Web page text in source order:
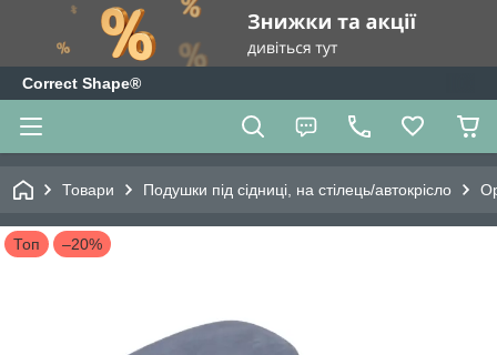
Correct Shape®
Товари Подушки під сідниці, на стілець/автокрісло
Топ –20%